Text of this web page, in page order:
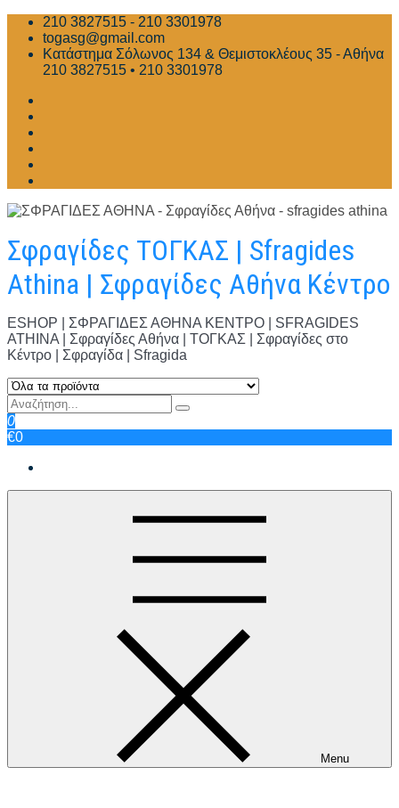
Skip
content
210 3827515 - 210 3301978
togasg@gmail.com
Κατάστημα Σόλωνος 134 & Θεμιστοκλέους 35 - Αθήνα
210 3827515 • 210 3301978
Σφραγίδες ΤΟΓΚΑΣ | Sfragides
Athina | Σφραγίδες Αθήνα Κέντρο
ESHOP | ΣΦΡΑΓΙΔΕΣ ΑΘΗΝΑ ΚΕΝΤΡΟ | SFRAGIDES
ATHINA | Σφραγίδες Αθήνα | ΤΟΓΚΑΣ | Σφραγίδες στο
Κέντρο | Σφραγίδα | Sfragida
0
€0
Menu